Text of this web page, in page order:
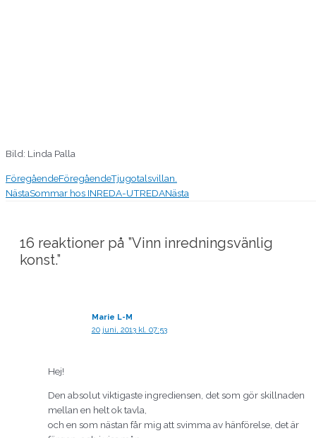
Bild: Linda Palla
FöregåendeFöregåendeTjugotalsvillan.
NästaSommar hos INREDA-UTREDANästa
16 reaktioner på ”Vinn inredningsvänlig
konst.”
Marie L-M
20 juni, 2013 kl. 07:53
Hej!
Den absolut viktigaste ingrediensen, det som gör skillnaden
mellan en helt ok tavla,
och en som nästan får mig att svimma av hänförelse, det är